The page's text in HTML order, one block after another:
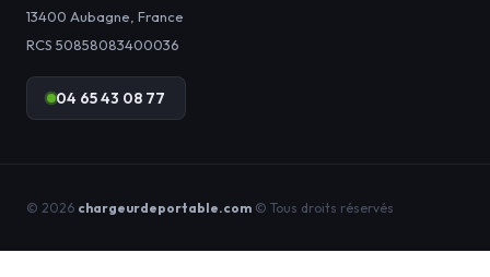
13400 Aubagne France
RCS 50858083400036
04 65 43 08 77
© 2026 chargeurdeportable.com © Tous droits réservés